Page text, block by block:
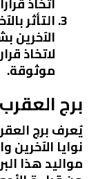
التأثر
الآخرين
لاتخاذ
موثوقة.
برج العقرب
يُعرف برج
نوايا
مواليد هذا